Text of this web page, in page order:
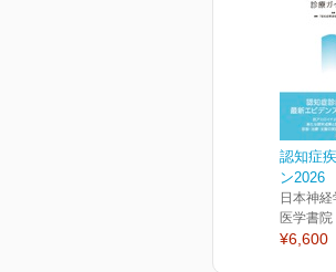
認知症
ン2026
日本神
医学書院
¥6,600